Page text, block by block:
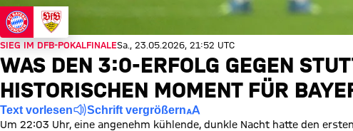
SIEG IM DFB-POKALFINALESa., 23.05.2026, 21:52 UTC
WAS DEN 3:0-ERFOLG GEGEN
HISTORISCHEN MOMENT FÜR
Text vorlesen Schrift vergrößern
Um 22:03 Uhr, eine angenehm kühlende, dunkle Nacht hatte den